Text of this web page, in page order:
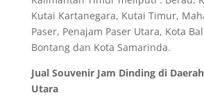
Kutai Kartanegara, Kutai Timur,
Paser, Penajam Paser Utara, Kota
Bontang dan Kota Samarinda.
Jual Souvenir Jam Dinding di
Utara